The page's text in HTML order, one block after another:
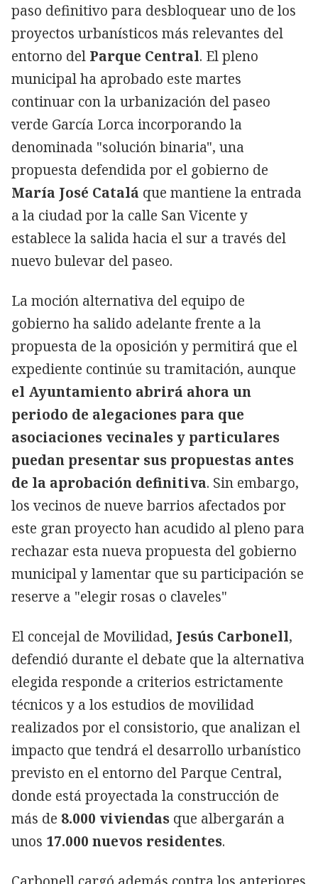
paso definitivo para desbloquear uno de los
proyectos urbanísticos más relevantes del
entorno del Parque Central. El pleno
municipal ha aprobado este martes
continuar con la urbanización del paseo
verde García Lorca incorporando la
denominada "solución binaria", una
propuesta defendida por el gobierno de
María José Catalá que mantiene la entrada
a la ciudad por la calle San Vicente y
establece la salida hacia el sur a través del
nuevo bulevar del paseo.
La moción alternativa del equipo de
gobierno ha salido adelante frente a la
propuesta de la oposición y permitirá que el
expediente continúe su tramitación, aunque
el Ayuntamiento abrirá ahora un
periodo de alegaciones para que
asociaciones vecinales y particulares
puedan presentar sus propuestas antes
de la aprobación definitiva. Sin embargo,
los vecinos de nueve barrios afectados por
este gran proyecto han acudido al pleno para
rechazar esta nueva propuesta del gobierno
municipal y lamentar que su participación se
reserve a "elegir rosas o claveles"
El concejal de Movilidad, Jesús Carbonell,
defendió durante el debate que la alternativa
elegida responde a criterios estrictamente
técnicos y a los estudios de movilidad
realizados por el consistorio, que analizan el
impacto que tendrá el desarrollo urbanístico
previsto en el entorno del Parque Central,
donde está proyectada la construcción de
más de 8.000 viviendas que albergarán a
unos 17.000 nuevos residentes.